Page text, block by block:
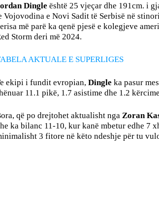
Dingle është 25 vjeçar dhe 191cm. i
Vojovodina e Novi Sadit të Serbisë në
më parë ka qenë pjesë e kolegjeve
Storm deri më 2024.
AKTUALE E SUPERLIGES
ekipi i fundit evropian, Dingle ka pasur
11.1 pikë, 1.7 asistime dhe 1.2
që po drejtohet aktualisht nga Zoran
ka bilanc 11-10, kur kanë mbetur edhe 7
3 fitore në këto ndeshje për tu